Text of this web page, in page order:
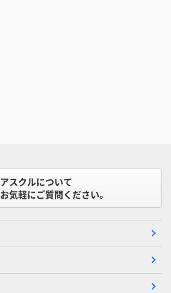
アスクルについて
お気軽にご質問ください。